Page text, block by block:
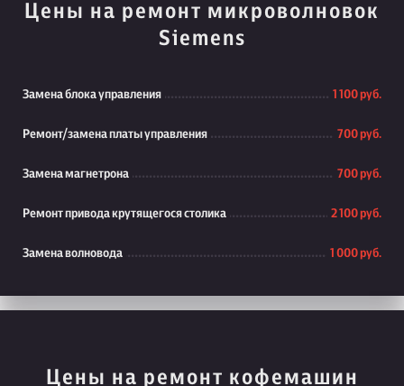
Цены на ремонт микроволновок
Siemens
Замена блока управления 1 100 руб.
Ремонт/замена платы управления 700 руб.
Замена магнетрона 700 руб.
Ремонт привода крутящегося столика 2 100 руб.
Замена волновода 1 000 руб.
Цены на ремонт кофемашин